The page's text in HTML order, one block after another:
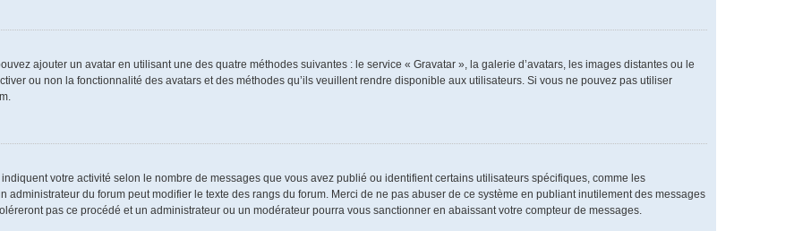
ajouter un avatar en utilisant une des quatre méthodes suivantes : le service « Gravatar », la galerie d’avatars, les images distantes ou le
ou non la fonctionnalité des avatars et des méthodes qu’ils veuillent rendre disponible aux utilisateurs. Si vous ne pouvez pas utiliser
votre activité selon le nombre de messages que vous avez publié ou identifient certains utilisateurs spécifiques, comme les
administrateur du forum peut modifier le texte des rangs du forum. Merci de ne pas abuser de ce système en publiant inutilement des messages
pas ce procédé et un administrateur ou un modérateur pourra vous sanctionner en abaissant votre compteur de messages.